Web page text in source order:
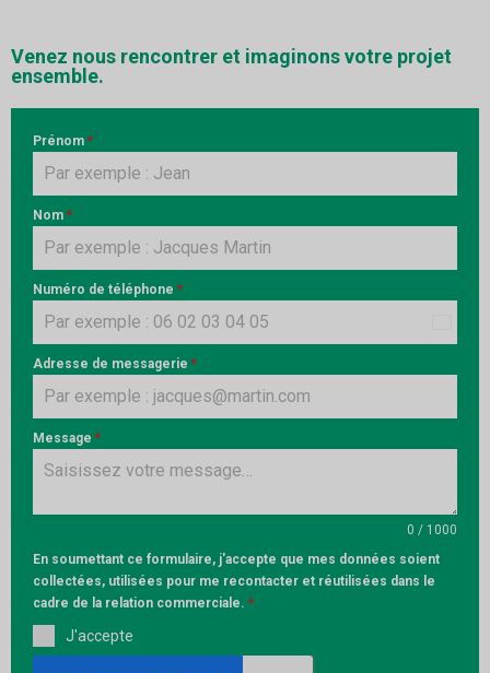
Venez nous rencontrer et imaginons votre projet
ensemble.
Prénom *
Nom *
Numéro de téléphone *
Adresse de messagerie *
Message *
0 / 1000
En soumettant ce formulaire, j'accepte que mes données soient
collectées, utilisées pour me recontacter et réutilisées dans le
cadre de la relation commerciale. *
J'accepte